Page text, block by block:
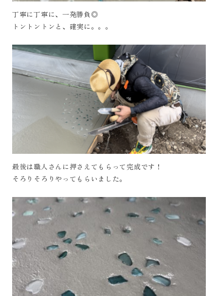
丁寧に丁寧に、一発勝負◎
トントントンと、確実に。。。
最後は職人さんに押さえてもらって完成です！
そろりそろりやってもらいました。